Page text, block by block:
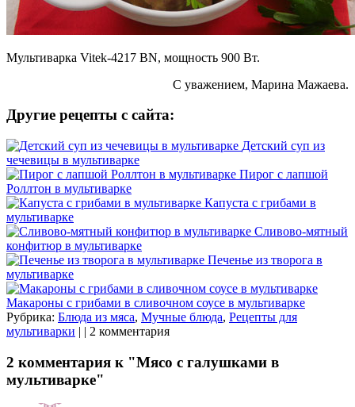
Мультиварка Vitek-4217 BN, мощность 900 Вт.
С уважением, Марина Мажаева.
Другие рецепты с сайта:
Детский суп из
чечевицы в мультиварке
Пирог с лапшой
Роллтон в мультиварке
Капуста с грибами в
мультиварке
Сливово-мятный
конфитюр в мультиварке
Печенье из творога в
мультиварке
Макароны с грибами в сливочном соусе в мультиварке
Рубрика: Блюда из мяса, Мучные блюда, Рецепты для
мультиварки | | 2 комментария
2 комментария к "Мясо с галушками в
мультиварке"